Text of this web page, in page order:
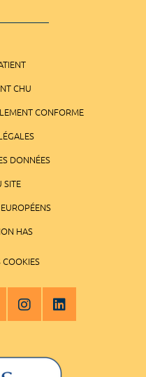
CHU
CONFORME
DONNÉES
SITE
HAS
COOKIES